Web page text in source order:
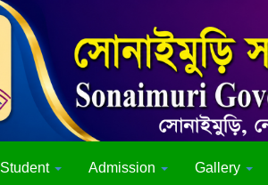
Student Admission Gallery